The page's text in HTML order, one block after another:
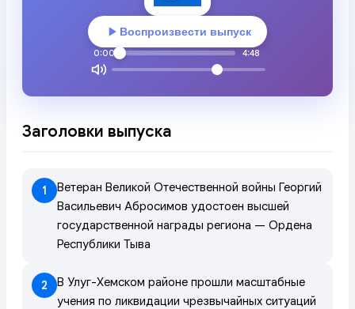
Воспроизвести выпуск
0:00 4:48
Заголовки выпуска
1
Ветеран Великой Отечественной войны Георгий
Васильевич Абросимов удостоен высшей
государственной награды региона — Ордена
Республики Тыва
2
В Улуг-Хемском районе прошли масштабные
учения по ликвидации чрезвычайных ситуаций